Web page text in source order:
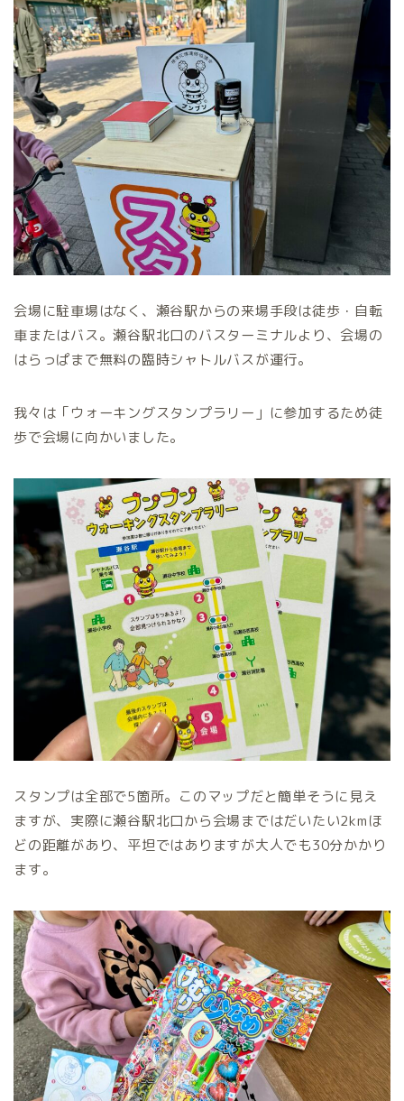
会場に駐車場はなく、瀬谷駅からの来場手段は徒歩・自転
車またはバス。瀬谷駅北口のバスターミナルより、会場の
はらっぱまで無料の臨時シャトルバスが運行。
我々は「ウォーキングスタンプラリー」に参加するため徒
歩で会場に向かいました。
スタンプは全部で5箇所。このマップだと簡単そうに見え
ますが、実際に瀬谷駅北口から会場まではだいたい2kmほ
どの距離があり、平坦ではありますが大人でも30分かかり
ます。